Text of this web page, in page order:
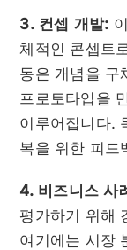
3. 컨셉 개발:
체적인 콘셉트
동은 개념을 구
프로토타입을
이루어집니다.
복을 위한 피드
4. 비즈니스 사
평가하기 위해
여기에는 시장